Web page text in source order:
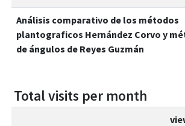
Análisis comparativo de los métodos
plantograficos Hernández Corvo y
de ángulos de Reyes Guzmán
Total visits per month